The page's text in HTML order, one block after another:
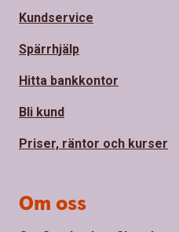
Kundservice
Spärrhjälp
Hitta bankkontor
Bli kund
Priser, räntor och kurser
Om oss